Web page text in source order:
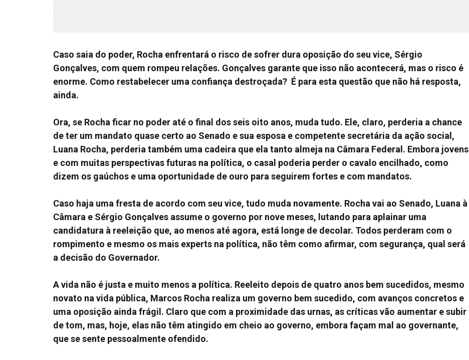
Caso saia do poder, Rocha enfrentará o risco de sofrer dura oposição do seu vice, Sérgio
Gonçalves, com quem rompeu relações. Gonçalves garante que isso não acontecerá, mas o risco é
enorme. Como restabelecer uma confiança destroçada? É para esta questão que não há resposta,
ainda.
Ora, se Rocha ficar no poder até o final dos seis oito anos, muda tudo. Ele, claro, perderia a chance
de ter um mandato quase certo ao Senado e sua esposa e competente secretária da ação social,
Luana Rocha, perderia também uma cadeira que ela tanto almeja na Câmara Federal. Embora jovens
e com muitas perspectivas futuras na política, o casal poderia perder o cavalo encilhado, como
dizem os gaúchos e uma oportunidade de ouro para seguirem fortes e com mandatos.
Caso haja uma fresta de acordo com seu vice, tudo muda novamente. Rocha vai ao Senado, Luana à
Câmara e Sérgio Gonçalves assume o governo por nove meses, lutando para aplainar uma
candidatura à reeleição que, ao menos até agora, está longe de decolar. Todos perderam com o
rompimento e mesmo os mais experts na política, não têm como afirmar, com segurança, qual será
a decisão do Governador.
A vida não é justa e muito menos a política. Reeleito depois de quatro anos bem sucedidos, mesmo
novato na vida pública, Marcos Rocha realiza um governo bem sucedido, com avanços concretos e
uma oposição ainda frágil. Claro que com a proximidade das urnas, as críticas vão aumentar e subir
de tom, mas, hoje, elas não têm atingido em cheio ao governo, embora façam mal ao governante,
que se sente pessoalmente ofendido.